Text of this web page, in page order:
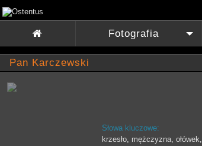

+
Fotografia
Pan Karczewski
Słowa kluczowe:
krzesło, mężczyzna, ołówek,